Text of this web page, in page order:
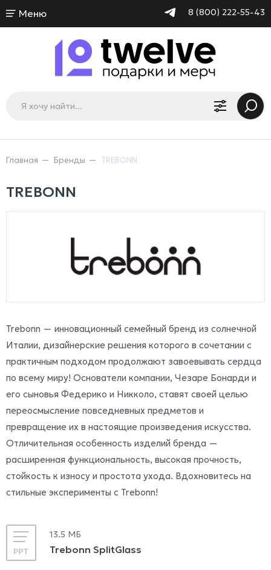
Меню 8 (800) 222-55-43
Главная Бренды TREBONN
TREBONN
Trebonn — инновационный семейный бренд из солнечной
Италии, дизайнерские решения которого в сочетании с
практичным подходом продолжают завоевывать сердца
по всему миру! Основатели компании, Чезаре Бонарди и
его сыновья Федерико и Никколо, ставят своей целью
переосмысление повседневных предметов и
превращение их в настоящие произведения искусства.
Отличительная особенность изделий бренда —
расширенная функциональность, высокая прочность,
стойкость к износу и простота ухода. Вдохновитесь на
стильные эксперименты с Trebonn!
13.5 МБ
Trebonn SplitGlass